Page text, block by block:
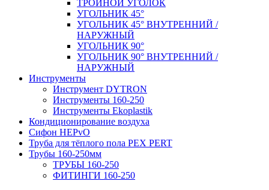
ТРОЙНОЙ УГОЛОК
УГОЛЬНИК 45°
УГОЛЬНИК 45° ВНУТРЕННИЙ /
НАРУЖНЫЙ
УГОЛЬНИК 90°
УГОЛЬНИК 90° ВНУТРЕННИЙ /
НАРУЖНЫЙ
Инструменты
Инструмент DYTRON
Инструменты 160-250
Инструменты Ekoplastik
Кондиционирование воздуха
Сифон HEPvO
Труба для тёплого пола PEX PERT
Трубы 160-250мм
ТРУБЫ 160-250
ФИТИНГИ 160-250